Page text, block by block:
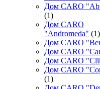
Дом CARO
(1)
Дом CARO
"Andromeda" (1)
Дом CARO
Дом CARO
Дом CARO
Дом CARO
(1)